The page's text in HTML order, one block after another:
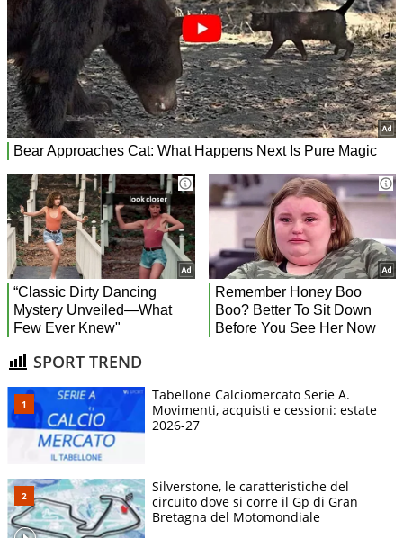
SPORT TREND
Tabellone Calciomercato Serie A.
Movimenti, acquisti e cessioni: estate
2026-27
Silverstone, le caratteristiche del
circuito dove si corre il Gp di Gran
Bretagna del Motomondiale